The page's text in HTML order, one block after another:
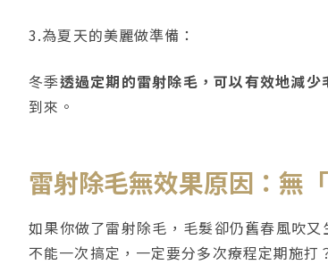
3.為夏天的美麗做準備：
冬季透過定期的雷射除毛，可以有效地減
到來。
雷射除毛無效果原因：無「
如果你做了雷射除毛，毛髮卻仍舊春風吹
不能一次搞定，一定要分多次療程定期施打